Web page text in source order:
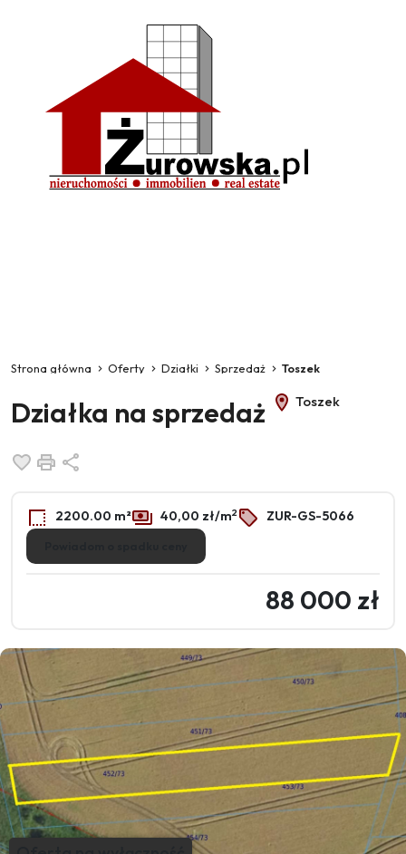
Strona główna Oferty Działki Sprzedaż Toszek
Działka na sprzedaż Toszek
Dodaj do ulubionych
Drukuj
2200.00 m² 40,00 zł/m2 ZUR-GS-5066
88 000 zł